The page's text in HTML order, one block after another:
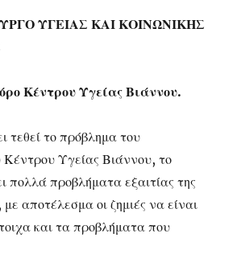
ΥΓΕΙΑΣ ΚΑΙ ΚΟΙΝΩΝΙΚΗΣ
Κέντρου Υγείας Βιάννου.
τεθεί το πρόβλημα του
Υγείας Βιάννου, το
πολλά προβλήματα εξαιτίας της
αποτέλεσμα οι ζημιές να είναι
και τα προβλήματα που